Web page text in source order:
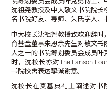
沈祖尧教授及中大敬文书院院
名书院好友、导师、朱氏学人、
中大校长沈祖尧教授致欢迎辞
育基金董事朱恩余先生对敬文
人之一的书院筹划委员会成员
时，沈校长亦对The Lanson
书院校舍表达挚诚谢意。
沈校长在奠基典礼上阐述对书